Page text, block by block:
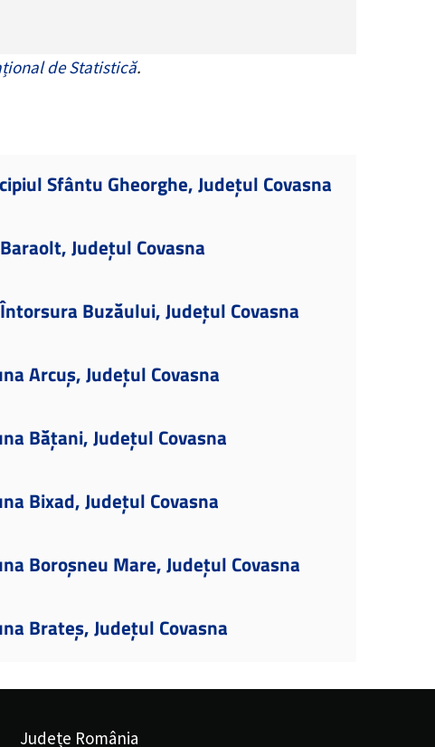
de Statistică.
Sfântu Gheorghe, Județul Covasna
Județul Covasna
Buzăului, Județul Covasna
Arcuș, Județul Covasna
Bățani, Județul Covasna
Bixad, Județul Covasna
Boroșneu Mare, Județul Covasna
Brateș, Județul Covasna
Județe România